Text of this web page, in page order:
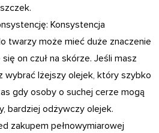
Konsystencja
twarzy może mieć duże znaczenie
on czuł na skórze. Jeśli masz
wybrać lżejszy olejek, który szybko
gdy osoby o suchej cerze mogą
bardziej odżywczy olejek.
zakupem pełnowymiarowej